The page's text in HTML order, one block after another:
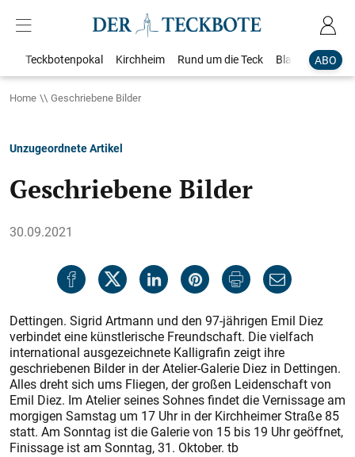
ABO
Teckbotenpokal Kirchheim Rund um die Teck Blaulicht
Home Geschriebene Bilder
Unzugeordnete Artikel
Geschriebene Bilder
30.09.2021
Dettingen. Sigrid Artmann und den 97-jährigen Emil Diez
verbindet eine künstlerische Freundschaft. Die vielfach
international ausgezeichnete Kalligrafin zeigt ihre
geschriebenen Bilder in der Atelier-Galerie Diez in Dettingen.
Alles dreht sich ums Fliegen, der großen Leidenschaft von
Emil Diez. Im Atelier seines Sohnes findet die Vernissage am
morgigen Samstag um 17 Uhr in der Kirchheimer Straße 85
statt. Am Sonntag ist die Galerie von 15 bis 19 Uhr geöffnet,
Finissage ist am Sonntag, 31. Oktober. tb